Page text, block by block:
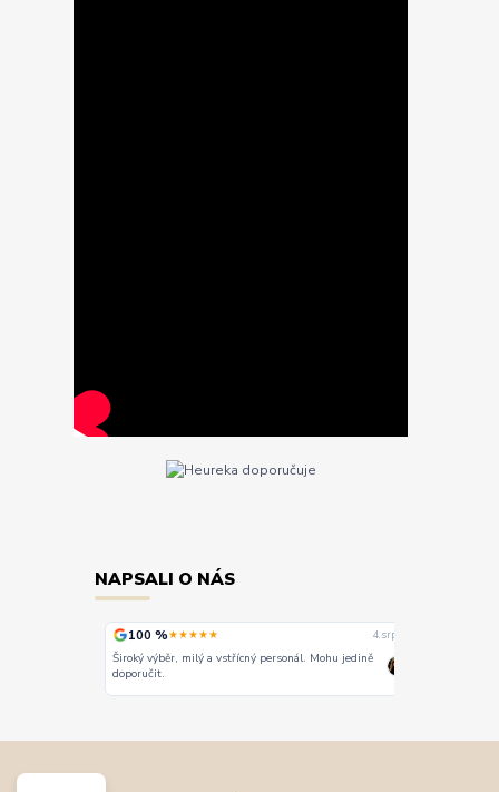
NAPSALI O NÁS
100 %★★★★★ 4. srpna
Široký výběr, milý a vstřícný personál. Mohu jedině
doporučit.